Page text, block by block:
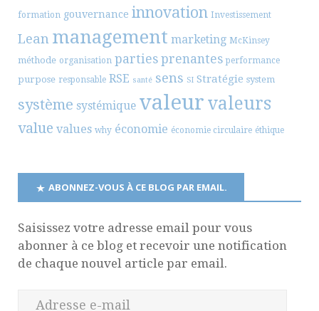
formation gouvernance innovation Investissement
Lean management marketing McKinsey
méthode organisation parties prenantes performance
purpose responsable RSE santé sens SI Stratégie system
système systémique valeur valeurs
value values why économie économie circulaire éthique
ABONNEZ-VOUS À CE BLOG PAR EMAIL.
Saisissez votre adresse email pour vous
abonner à ce blog et recevoir une notification
de chaque nouvel article par email.